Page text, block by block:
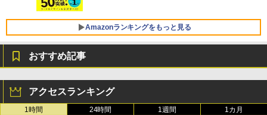
FMV ノートパソコン WE1-K3 (MS 365 P
ersonal/Copilotキー搭載/Win 11/15.6型/
Core i5/16GB/SSD 512GB/ホワイト) FM
￥120,000
Amazonランキングをもっと見る
ンチディスプレイ、色調調節ライト、12
週間持続バッテリー、広告なし、ブラッ
ク
おすすめ記事
アクセスランキング
1時間 24時間 1週間 1カ月